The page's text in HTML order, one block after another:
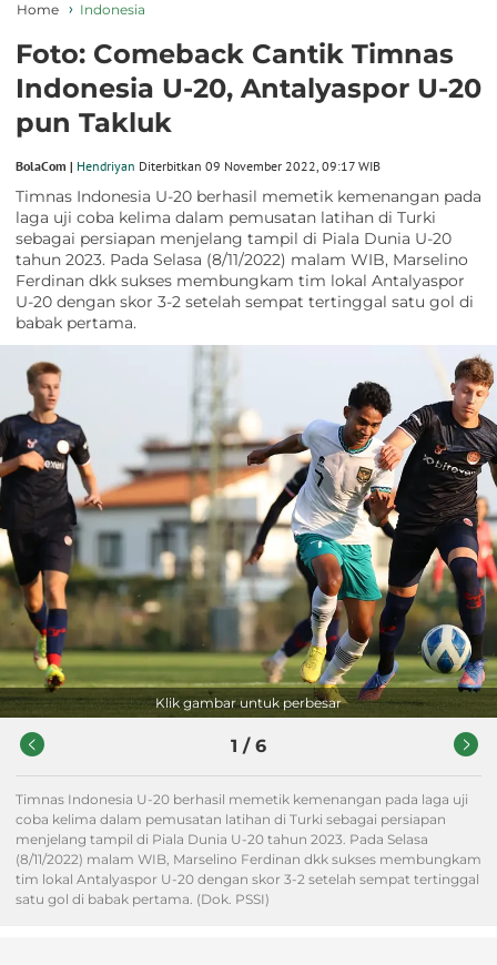
Home Indonesia
Foto: Comeback Cantik Timnas
Indonesia U-20, Antalyaspor U-20
pun Takluk
BolaCom | Hendriyan Diterbitkan 09 November 2022, 09:17 WIB
Timnas Indonesia U-20 berhasil memetik kemenangan pada
laga uji coba kelima dalam pemusatan latihan di Turki
sebagai persiapan menjelang tampil di Piala Dunia U-20
tahun 2023. Pada Selasa (8/11/2022) malam WIB, Marselino
Ferdinan dkk sukses membungkam tim lokal Antalyaspor
U-20 dengan skor 3-2 setelah sempat tertinggal satu gol di
babak pertama.
Klik gambar untuk perbesar
1 / 6
Timnas Indonesia U-20 berhasil memetik kemenangan pada laga uji
coba kelima dalam pemusatan latihan di Turki sebagai persiapan
menjelang tampil di Piala Dunia U-20 tahun 2023. Pada Selasa
(8/11/2022) malam WIB, Marselino Ferdinan dkk sukses membungkam
tim lokal Antalyaspor U-20 dengan skor 3-2 setelah sempat tertinggal
satu gol di babak pertama. (Dok. PSSI)